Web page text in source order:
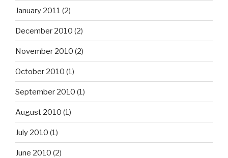
January 2011 (2)
December 2010 (2)
November 2010 (2)
October 2010 (1)
September 2010 (1)
August 2010 (1)
July 2010 (1)
June 2010 (2)